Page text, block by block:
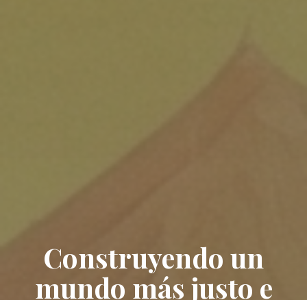
Construyendo un
mundo más justo e